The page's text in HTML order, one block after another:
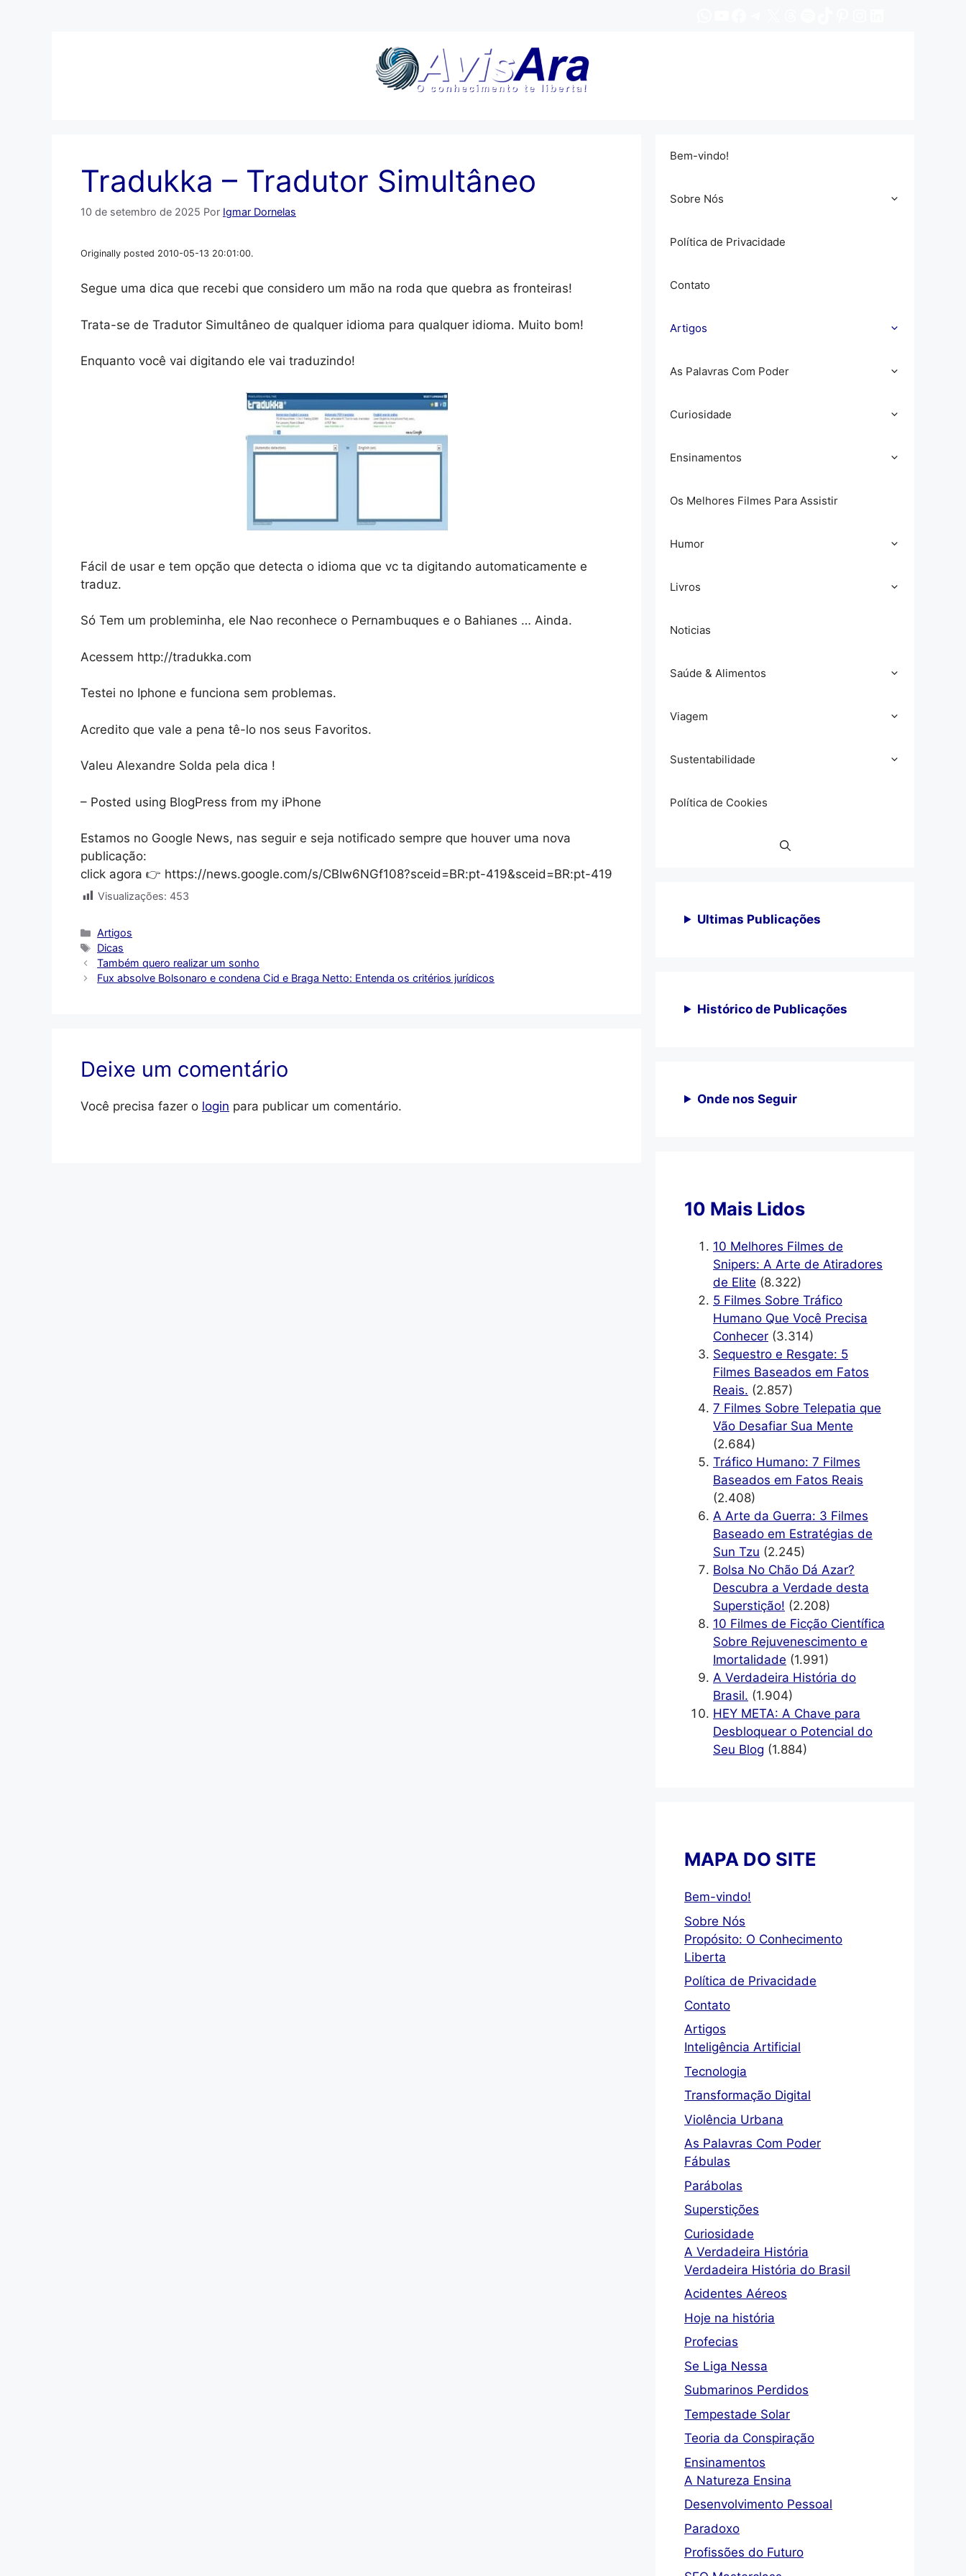
Tradukka – Tradutor Simultâneo
10 de setembro de 2025 Por Igmar Dornelas
Originally posted 2010-05-13 20:01:00.
Segue uma dica que recebi que considero um mão na roda que quebra as fronteiras!
Trata-se de Tradutor Simultâneo de qualquer idioma para qualquer idioma. Muito bom!
Enquanto você vai digitando ele vai traduzindo!
Fácil de usar e tem opção que detecta o idioma que vc ta digitando automaticamente e
traduz.
Só Tem um probleminha, ele Nao reconhece o Pernambuques e o Bahianes … Ainda.
Acessem http://tradukka.com
Testei no Iphone e funciona sem problemas.
Acredito que vale a pena tê-lo nos seus Favoritos.
Valeu Alexandre Solda pela dica !
– Posted using BlogPress from my iPhone
Estamos no Google News, nas seguir e seja notificado sempre que houver uma nova
publicação:
click agora 👉 https://news.google.com/s/CBIw6NGf108?sceid=BR:pt-419&sceid=BR:pt-419
Visualizações: 453
Categorias
Artigos
Tags
Dicas
Também quero realizar um sonho
Fux absolve Bolsonaro e condena Cid e Braga Netto: Entenda os critérios jurídicos
Deixe um comentário
Você precisa fazer o login para publicar um comentário.
Bem-vindo!
Sobre Nós
Política de Privacidade
Contato
Artigos
As Palavras Com Poder
Curiosidade
Ensinamentos
Os Melhores Filmes Para Assistir
Humor
Livros
Noticias
Saúde & Alimentos
Viagem
Sustentabilidade
Política de Cookies
Ultimas Publicações
Histórico de Publicações
Onde nos Seguir
10 Mais Lidos
10 Melhores Filmes de
Snipers: A Arte de Atiradores
de Elite (8.322)
5 Filmes Sobre Tráfico
Humano Que Você Precisa
Conhecer (3.314)
Sequestro e Resgate: 5
Filmes Baseados em Fatos
Reais. (2.857)
7 Filmes Sobre Telepatia que
Vão Desafiar Sua Mente
(2.684)
Tráfico Humano: 7 Filmes
Baseados em Fatos Reais
(2.408)
A Arte da Guerra: 3 Filmes
Baseado em Estratégias de
Sun Tzu (2.245)
Bolsa No Chão Dá Azar?
Descubra a Verdade desta
Superstição! (2.208)
10 Filmes de Ficção Científica
Sobre Rejuvenescimento e
Imortalidade (1.991)
A Verdadeira História do
Brasil. (1.904)
HEY META: A Chave para
Desbloquear o Potencial do
Seu Blog (1.884)
MAPA DO SITE
Bem-vindo!
Sobre Nós
Propósito: O Conhecimento
Liberta
Política de Privacidade
Contato
Artigos
Inteligência Artificial
Tecnologia
Transformação Digital
Violência Urbana
As Palavras Com Poder
Fábulas
Parábolas
Superstições
Curiosidade
A Verdadeira História
Verdadeira História do Brasil
Acidentes Aéreos
Hoje na história
Profecias
Se Liga Nessa
Submarinos Perdidos
Tempestade Solar
Teoria da Conspiração
Ensinamentos
A Natureza Ensina
Desenvolvimento Pessoal
Paradoxo
Profissões do Futuro